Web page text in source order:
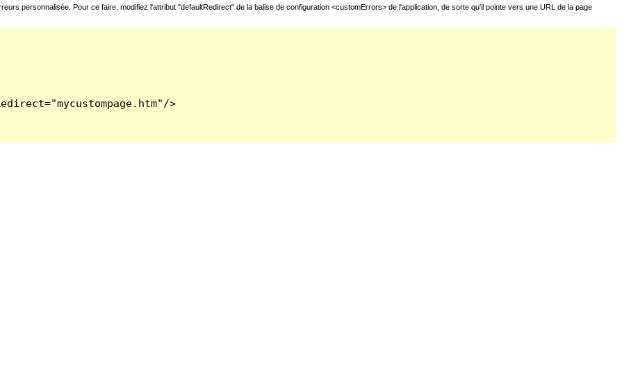
personnalisée. Pour ce faire, modifiez l'attribut "defaultRedirect" de la balise de configuration <customErrors> de l'application, de sorte qu'il pointe vers une URL de la page
>